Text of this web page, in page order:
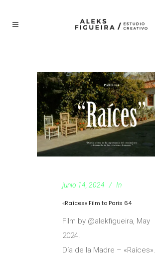
junio 14, 2024 In
«Raíces» Film to Paris 64
Film by @alekfigueira, May
2024.
Día de la Madre – «Raíces».